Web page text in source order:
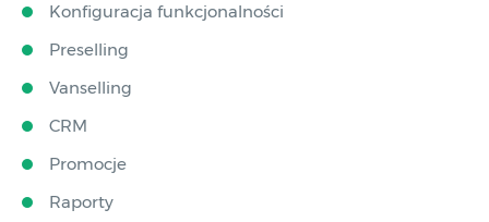
Konfiguracja funkcjonalności
Preselling
Vanselling
CRM
Promocje
Raporty